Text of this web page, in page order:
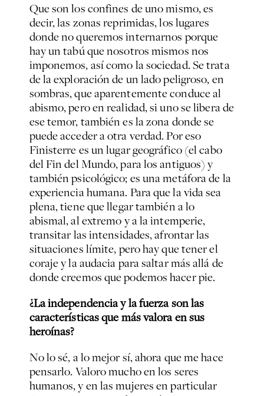
Que son los confines de uno mismo, es
decir, las zonas reprimidas, los lugares
donde no queremos internarnos porque
hay un tabú que nosotros mismos nos
imponemos, así como la sociedad. Se trata
de la exploración de un lado peligroso, en
sombras, que aparentemente conduce al
abismo, pero en realidad, si uno se libera de
ese temor, también es la zona donde se
puede acceder a otra verdad. Por eso
Finisterre es un lugar geográfico (el cabo
del Fin del Mundo, para los antiguos) y
también psicológico; es una metáfora de la
experiencia humana. Para que la vida sea
plena, tiene que llegar también a lo
abismal, al extremo y a la intemperie,
transitar las intensidades, afrontar las
situaciones límite, pero hay que tener el
coraje y la audacia para saltar más allá de
donde creemos que podemos hacer pie.
¿La independencia y la fuerza son las
características que más valora en sus
heroínas?
No lo sé, a lo mejor sí, ahora que me hace
pensarlo. Valoro mucho en los seres
humanos, y en las mujeres en particular